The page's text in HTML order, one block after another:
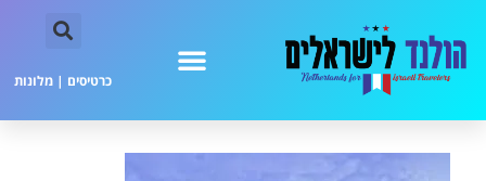
כרטיסים | מלונות